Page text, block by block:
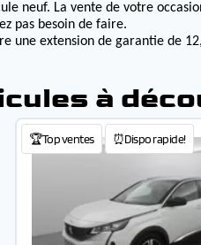
neuf. La vente de votre
pas besoin de faire.
une extension de garantie de
à
🏆Top ventes ⏰Dispo rapide!